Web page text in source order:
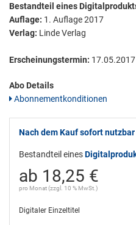
Bestandteil eines
Auflage: 1. Auflage 2017
Verlag: Linde Verlag
Erscheinungstermin: 17.05.2017
Abo Details
Abonnementkonditionen
Nach dem Kauf sofort nutzbar
Bestandteil eines
ab 18,25 €
pro Monat (zzgl. 10 % MwSt.)
Digitaler Einzeltitel